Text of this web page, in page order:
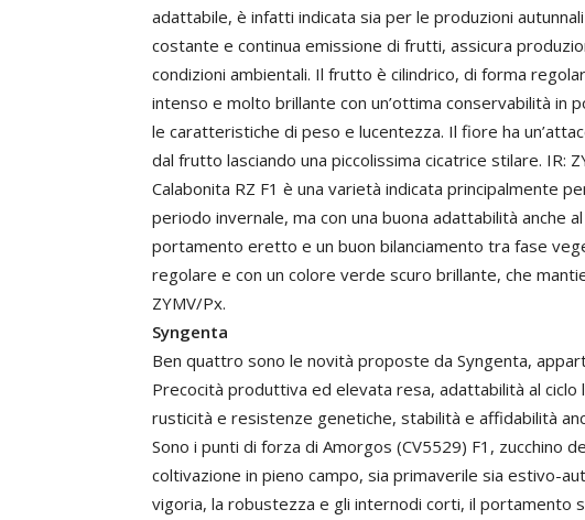
adattabile, è infatti indicata sia per le produzioni
costante e continua emissione di frutti, assicura
condizioni ambientali. Il frutto è cilindrico, di forma
intenso e molto brillante con un’ottima conservabilità in
le caratteristiche di peso e lucentezza. Il fiore ha
dal frutto lasciando una piccolissima cicatrice stilare. IR:
Calabonita RZ F1 è una varietà indicata principalmente
periodo invernale, ma con una buona adattabilità anche
portamento eretto e un buon bilanciamento tra fase
regolare e con un colore verde scuro brillante, che
ZYMV/Px.
Syngenta
Ben quattro sono le novità proposte da Syngenta,
Precocità produttiva ed elevata resa, adattabilità al
rusticità e resistenze genetiche, stabilità e affidabilità
Sono i punti di forza di Amorgos (CV5529) F1, zucchino
coltivazione in pieno campo, sia primaverile sia estivo-
vigoria, la robustezza e gli internodi corti, il portamento